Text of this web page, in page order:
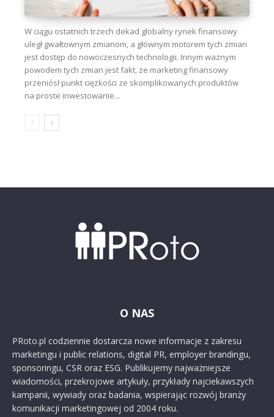
W ciągu ostatnich trzech dekad globalny rynek finansowy
uległ gwałtownym zmianom, a głównym motorem tych zmian
jest dostęp do nowoczesnych technologii. Innym ważnym
powodem tych zmian jest fakt, że marketing finansowy
przeniósł punkt ciężkości ze skomplikowanych produktów
na proste inwestowanie...
O NAS
PRoto.pl codziennie dostarcza nowe informacje z zakresu
marketingu i public relations, digital PR, employer brandingu,
sponsoringu, CSR oraz ESG. Publikujemy najważniejsze
wiadomości, przekrojowe artykuły, przykłady najciekawszych
kampanii, wywiady oraz badania, wspierając rozwój branży
komunikacji marketingowej od 2004 roku.